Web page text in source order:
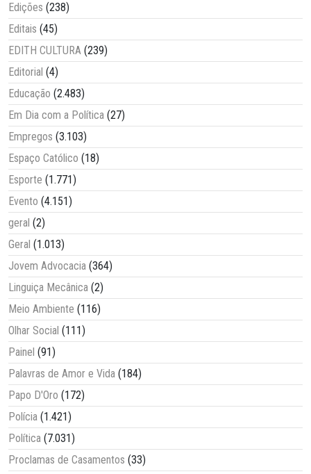
Edições (238)
Editais (45)
EDITH CULTURA (239)
Editorial (4)
Educação (2.483)
Em Dia com a Política (27)
Empregos (3.103)
Espaço Católico (18)
Esporte (1.771)
Evento (4.151)
geral (2)
Geral (1.013)
Jovem Advocacia (364)
Linguiça Mecânica (2)
Meio Ambiente (116)
Olhar Social (111)
Painel (91)
Palavras de Amor e Vida (184)
Papo D'Oro (172)
Polícia (1.421)
Política (7.031)
Proclamas de Casamentos (33)